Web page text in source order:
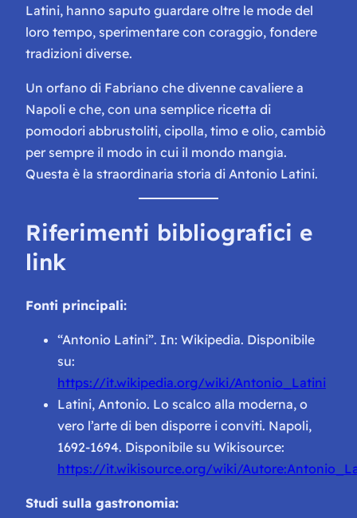
Latini, hanno saputo guardare oltre le mode del
loro tempo, sperimentare con coraggio, fondere
tradizioni diverse.
Un orfano di Fabriano che divenne cavaliere a
Napoli e che, con una semplice ricetta di
pomodori abbrustoliti, cipolla, timo e olio, cambiò
per sempre il modo in cui il mondo mangia.
Questa è la straordinaria storia di Antonio Latini.
Riferimenti bibliografici e
link
Fonti principali:
“Antonio Latini”. In: Wikipedia. Disponibile
su:
https://it.wikipedia.org/wiki/Antonio_Latini
Latini, Antonio. Lo scalco alla moderna, o
vero l’arte di ben disporre i conviti. Napoli,
1692-1694. Disponibile su Wikisource:
https://it.wikisource.org/wiki/
Studi sulla gastronomia: